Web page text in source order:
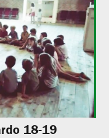
18-19